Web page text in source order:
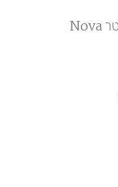
/ סיר 8.5*18 ס"מ 1.7 ליטר Nova